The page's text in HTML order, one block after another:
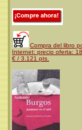
Compra del libro
Internet: precio oferta:
€ / 3.121 pts.